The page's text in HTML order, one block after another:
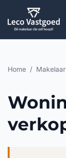
Ga direct naar
Home /